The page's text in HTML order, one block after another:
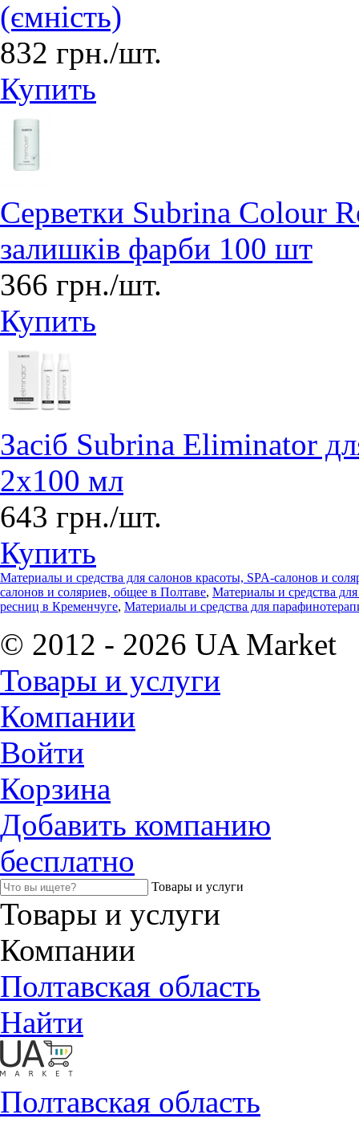
(ємність)
832 грн./шт.
Купить
Серветки Subrina Colour
залишків фарби 100 шт
366 грн./шт.
Купить
Засіб Subrina Eliminator
2х100 мл
643 грн./шт.
Купить
Материалы и средства для салонов красоты, SPA-салонов и
салонов и соляриев, общее в Полтаве, Материалы и средства
ресниц в Кременчуге, Материалы и средства для
© 2012 - 2026 UA Market
Товары и услуги
Компании
Войти
Корзина
Добавить компанию
бесплатно
Товары и услуги
Товары и услуги
Компании
Полтавская область
Найти
Полтавская область